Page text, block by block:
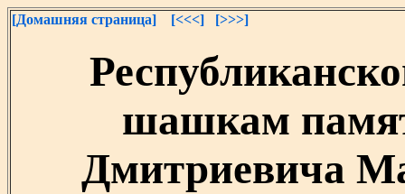
[Домашняя страница] [<<<] [>>>]
шашкам
Дмитриевича